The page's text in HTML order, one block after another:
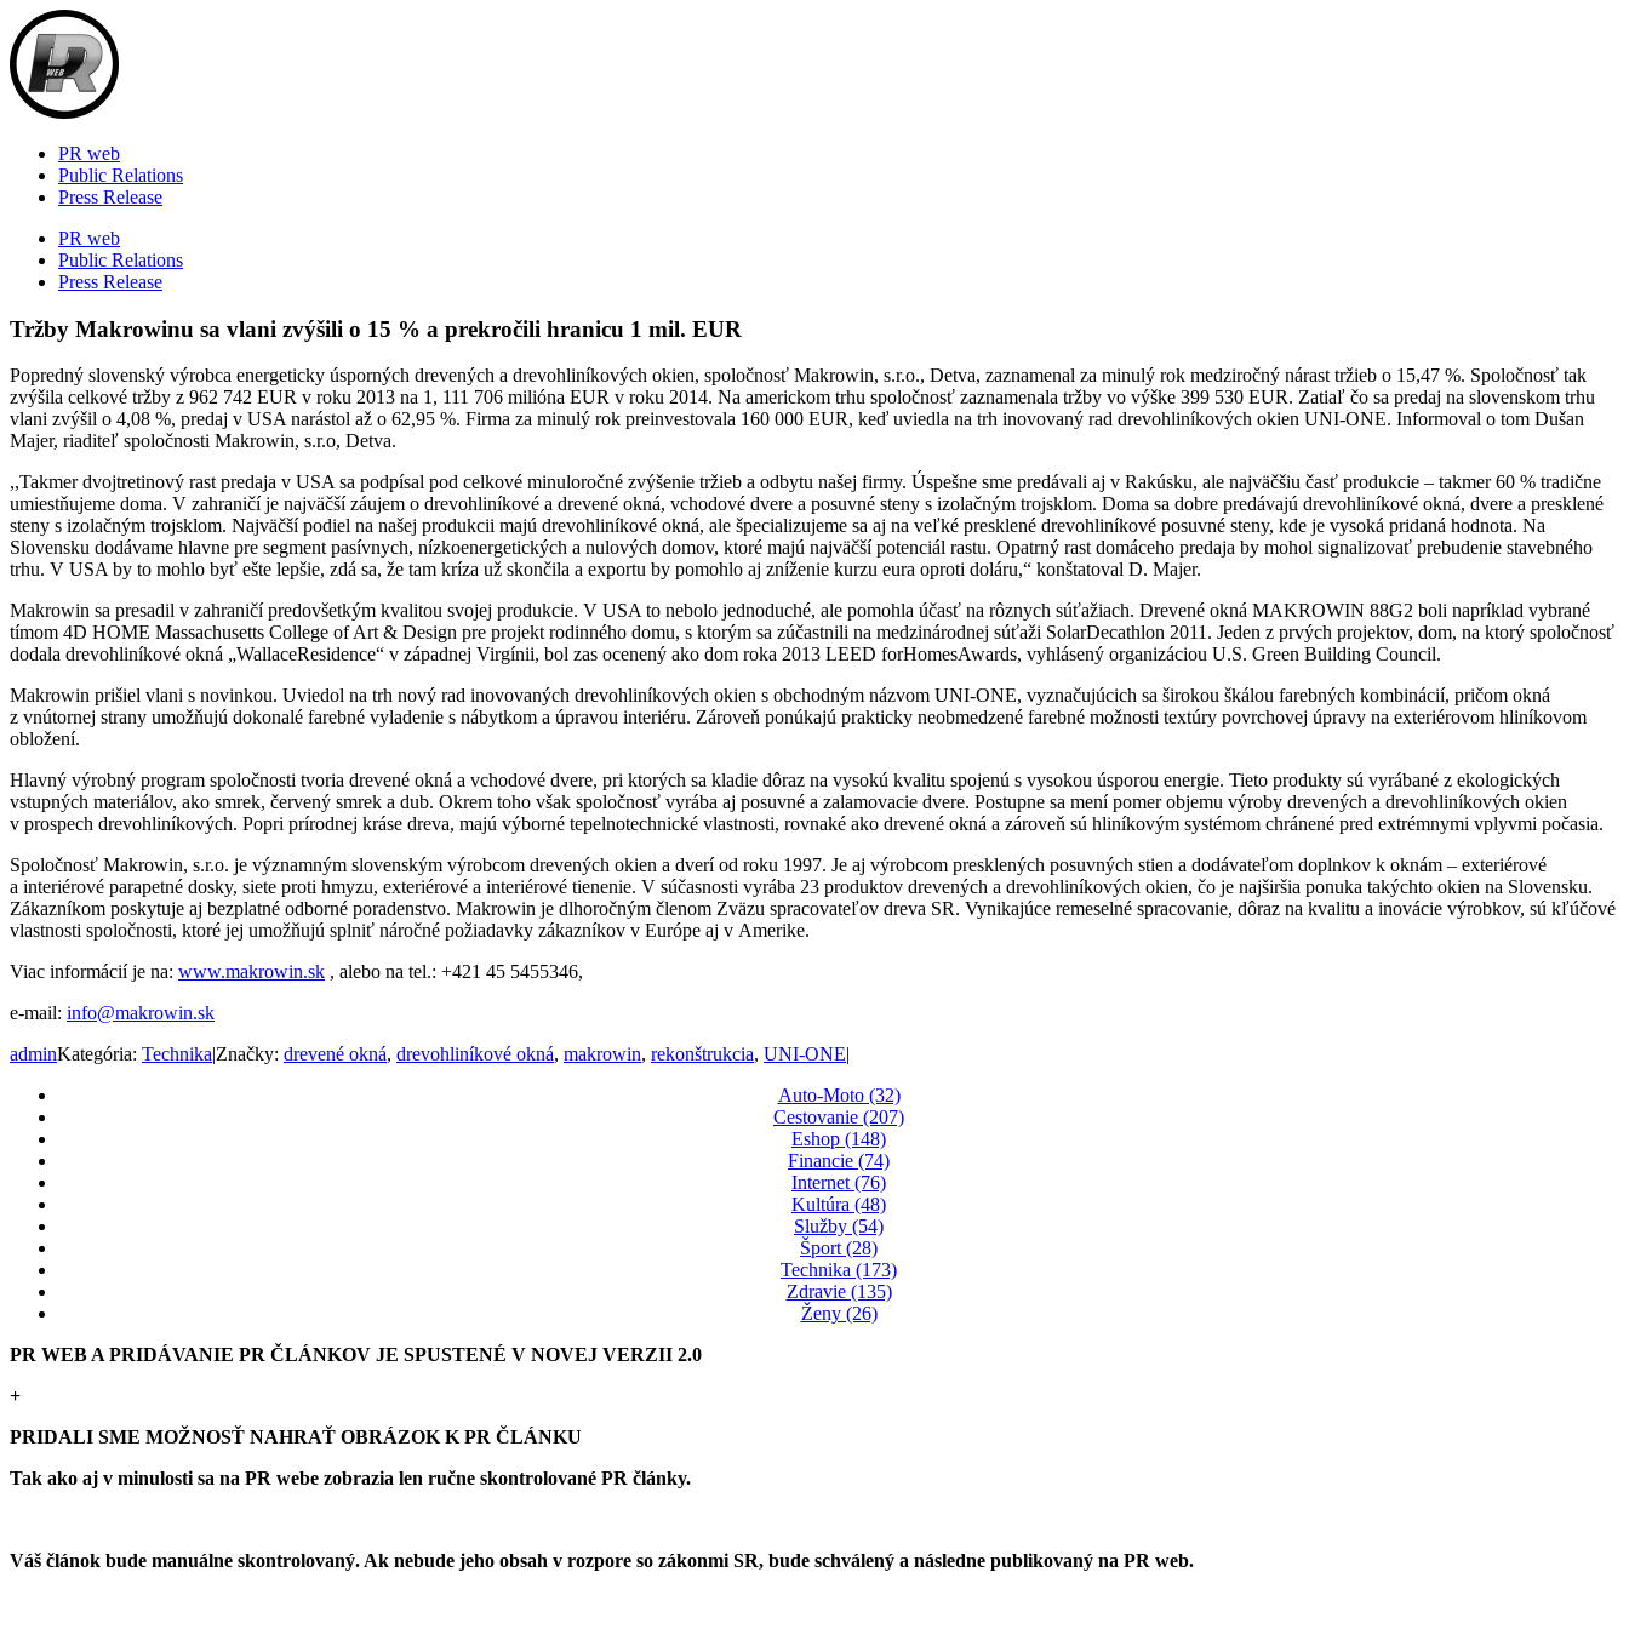
Skip
to
content
PR web
Public Relations
Press Release
PR web
Public Relations
Press Release
Tržby Makrowinu sa vlani zvýšili o 15 % a prekročili hranicu 1 mil. EUR
Popredný slovenský výrobca energeticky úsporných drevených a drevohliníkových okien, spoločnosť Makrowin, s.r.o., Detva, zaznamenal za minulý rok medziročný nárast tržieb o 15,47 %. Spoločnosť tak
zvýšila celkové tržby z 962 742 EUR v roku 2013 na 1, 111 706 milióna EUR v roku 2014. Na americkom trhu spoločnosť zaznamenala tržby vo výške 399 530 EUR. Zatiaľ čo sa predaj na slovenskom trhu
vlani zvýšil o 4,08 %, predaj v USA narástol až o 62,95 %. Firma za minulý rok preinvestovala 160 000 EUR, keď uviedla na trh inovovaný rad drevohliníkových okien UNI-ONE. Informoval o tom Dušan
Majer, riaditeľ spoločnosti Makrowin, s.r.o, Detva.
,,Takmer dvojtretinový rast predaja v USA sa podpísal pod celkové minuloročné zvýšenie tržieb a odbytu našej firmy. Úspešne sme predávali aj v Rakúsku, ale najväčšiu časť produkcie – takmer 60 % tradične
umiestňujeme doma. V zahraničí je najväčší záujem o drevohliníkové a drevené okná, vchodové dvere a posuvné steny s izolačným trojsklom. Doma sa dobre predávajú drevohliníkové okná, dvere a presklené
steny s izolačným trojsklom. Najväčší podiel na našej produkcii majú drevohliníkové okná, ale špecializujeme sa aj na veľké presklené drevohliníkové posuvné steny, kde je vysoká pridaná hodnota. Na
Slovensku dodávame hlavne pre segment pasívnych, nízkoenergetických a nulových domov, ktoré majú najväčší potenciál rastu. Opatrný rast domáceho predaja by mohol signalizovať prebudenie stavebného
trhu. V USA by to mohlo byť ešte lepšie, zdá sa, že tam kríza už skončila a exportu by pomohlo aj zníženie kurzu eura oproti doláru,“ konštatoval D. Majer.
Makrowin sa presadil v zahraničí predovšetkým kvalitou svojej produkcie. V USA to nebolo jednoduché, ale pomohla účasť na rôznych súťažiach. Drevené okná MAKROWIN 88G2 boli napríklad vybrané
tímom 4D HOME Massachusetts College of Art & Design pre projekt rodinného domu, s ktorým sa zúčastnili na medzinárodnej súťaži SolarDecathlon 2011. Jeden z prvých projektov, dom, na ktorý spoločnosť
dodala drevohliníkové okná „WallaceResidence“ v západnej Virgínii, bol zas ocenený ako dom roka 2013 LEED forHomesAwards, vyhlásený organizáciou U.S. Green Building Council.
Makrowin prišiel vlani s novinkou. Uviedol na trh nový rad inovovaných drevohliníkových okien s obchodným názvom UNI-ONE, vyznačujúcich sa širokou škálou farebných kombinácií, pričom okná
z vnútornej strany umožňujú dokonalé farebné vyladenie s nábytkom a úpravou interiéru. Zároveň ponúkajú prakticky neobmedzené farebné možnosti textúry povrchovej úpravy na exteriérovom hliníkovom
obložení.
Hlavný výrobný program spoločnosti tvoria drevené okná a vchodové dvere, pri ktorých sa kladie dôraz na vysokú kvalitu spojenú s vysokou úsporou energie. Tieto produkty sú vyrábané z ekologických
vstupných materiálov, ako smrek, červený smrek a dub. Okrem toho však spoločnosť vyrába aj posuvné a zalamovacie dvere. Postupne sa mení pomer objemu výroby drevených a drevohliníkových okien
v prospech drevohliníkových. Popri prírodnej kráse dreva, majú výborné tepelnotechnické vlastnosti, rovnaké ako drevené okná a zároveň sú hliníkovým systémom chránené pred extrémnymi vplyvmi počasia.
Spoločnosť Makrowin, s.r.o. je významným slovenským výrobcom drevených okien a dverí od roku 1997. Je aj výrobcom presklených posuvných stien a dodávateľom doplnkov k oknám – exteriérové
a interiérové parapetné dosky, siete proti hmyzu, exteriérové a interiérové tienenie. V súčasnosti vyrába 23 produktov drevených a drevohliníkových okien, čo je najširšia ponuka takýchto okien na Slovensku.
Zákazníkom poskytuje aj bezplatné odborné poradenstvo. Makrowin je dlhoročným členom Zväzu spracovateľov dreva SR. Vynikajúce remeselné spracovanie, dôraz na kvalitu a inovácie výrobkov, sú kľúčové
vlastnosti spoločnosti, ktoré jej umožňujú splniť náročné požiadavky zákazníkov v Európe aj v Amerike.
Viac informácií je na: www.makrowin.sk , alebo na tel.: +421 45 5455346,
e-mail: info@makrowin.sk
adminKategória: Technika|Značky: drevené okná, drevohliníkové okná, makrowin, rekonštrukcia, UNI-ONE|
Auto-Moto (32)
Cestovanie (207)
Eshop (148)
Financie (74)
Internet (76)
Kultúra (48)
Služby (54)
Šport (28)
Technika (173)
Zdravie (135)
Ženy (26)
PR WEB A PRIDÁVANIE PR ČLÁNKOV JE SPUSTENÉ V NOVEJ VERZII 2.0
+
PRIDALI SME MOŽNOSŤ NAHRAŤ OBRÁZOK K PR ČLÁNKU
Tak ako aj v minulosti sa na PR webe zobrazia len ručne skontrolované PR články.
Váš článok bude manuálne skontrolovaný. Ak nebude jeho obsah v rozpore so zákonmi SR, bude schválený a následne publikovaný na PR web.